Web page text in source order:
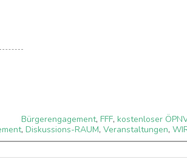
Bürgerengagement, FFF, kostenloser
, Diskussions-RAUM, Veranstaltungen,